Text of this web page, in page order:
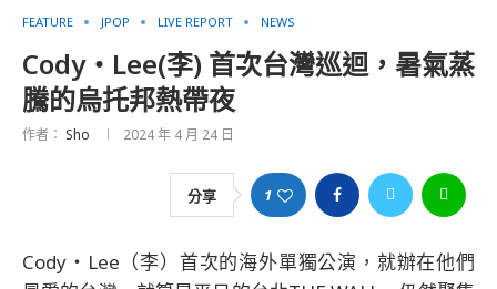
FEATURE JPOP LIVE REPORT NEWS
Cody・Lee(李) 首次台灣巡迴，暑氣蒸
騰的烏托邦熱帶夜
作者： Sho 2024 年 4 月 24 日
分享 1
Cody・Lee（李）首次的海外單獨公演，就辦在他們